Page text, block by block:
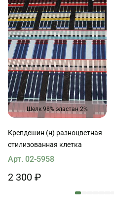
Шелк 98% эластан 2%
Крепдешин (н) разноцветная
стилизованная клетка
Арт. 02-5958
2 300 ₽